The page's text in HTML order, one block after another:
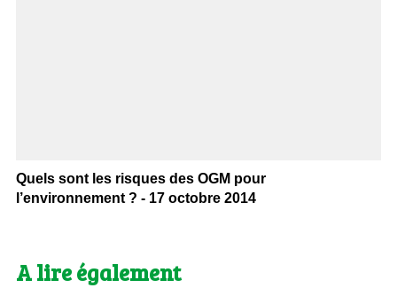
Quels sont les risques des OGM pour
l’environnement ? - 17 octobre 2014
A lire également